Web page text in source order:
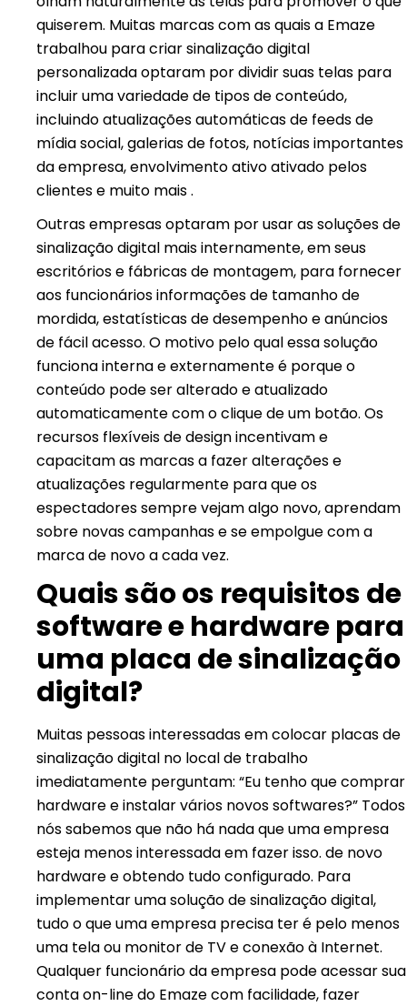
quiserem. Muitas marcas com as quais a Emaze
trabalhou para criar sinalização digital
personalizada optaram por dividir suas telas para
incluir uma variedade de tipos de conteúdo,
incluindo atualizações automáticas de feeds de
mídia social, galerias de fotos, notícias importantes
da empresa, envolvimento ativo ativado pelos
clientes e muito mais .
Outras empresas optaram por usar as soluções de
sinalização digital mais internamente, em seus
escritórios e fábricas de montagem, para fornecer
aos funcionários informações de tamanho de
mordida, estatísticas de desempenho e anúncios
de fácil acesso. O motivo pelo qual essa solução
funciona interna e externamente é porque o
conteúdo pode ser alterado e atualizado
automaticamente com o clique de um botão. Os
recursos flexíveis de design incentivam e
capacitam as marcas a fazer alterações e
atualizações regularmente para que os
espectadores sempre vejam algo novo, aprendam
sobre novas campanhas e se empolgue com a
marca de novo a cada vez.
Quais são os requisitos de
software e hardware para
uma placa de sinalização
digital?
Muitas pessoas interessadas em colocar placas de
sinalização digital no local de trabalho
imediatamente perguntam: “Eu tenho que comprar
hardware e instalar vários novos softwares?” Todos
nós sabemos que não há nada que uma empresa
esteja menos interessada em fazer isso. de novo
hardware e obtendo tudo configurado. Para
implementar uma solução de sinalização digital,
tudo o que uma empresa precisa ter é pelo menos
uma tela ou monitor de TV e conexão à Internet.
Qualquer funcionário da empresa pode acessar sua
conta on-line do Emaze com facilidade, fazer